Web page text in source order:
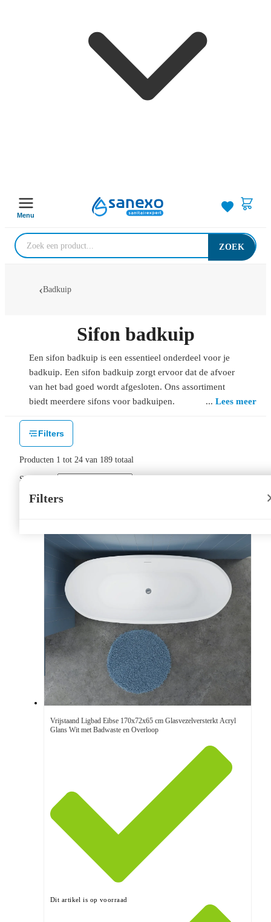
Menu
ZOEK
Badkuip
Sifon badkuip
Een sifon badkuip is een essentieel onderdeel voor je
badkuip. Een sifon badkuip zorgt ervoor dat de afvoer
van het bad goed wordt afgesloten. Ons assortiment
biedt meerdere sifons voor badkuipen.
Lees meer
Filters
Filters
Producten 1 tot 24 van 189 totaal
Sorteer op:
Vrijstaand Ligbad Eibse 170x72x65 cm Glasvezelversterkt Acryl
Glans Wit met Badwaste en Overloop
Dit artikel is op voorraad